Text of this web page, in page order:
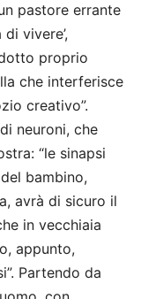
pastore errante
vivere’,
proprio
che interferisce
creativo”.
neuroni, che
“le sinapsi
bambino,
avrà di sicuro il
in vecchiaia
appunto,
Partendo da